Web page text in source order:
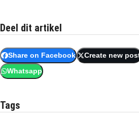
Deel dit artikel
Share on Facebook Create new
Whatsapp
Tags